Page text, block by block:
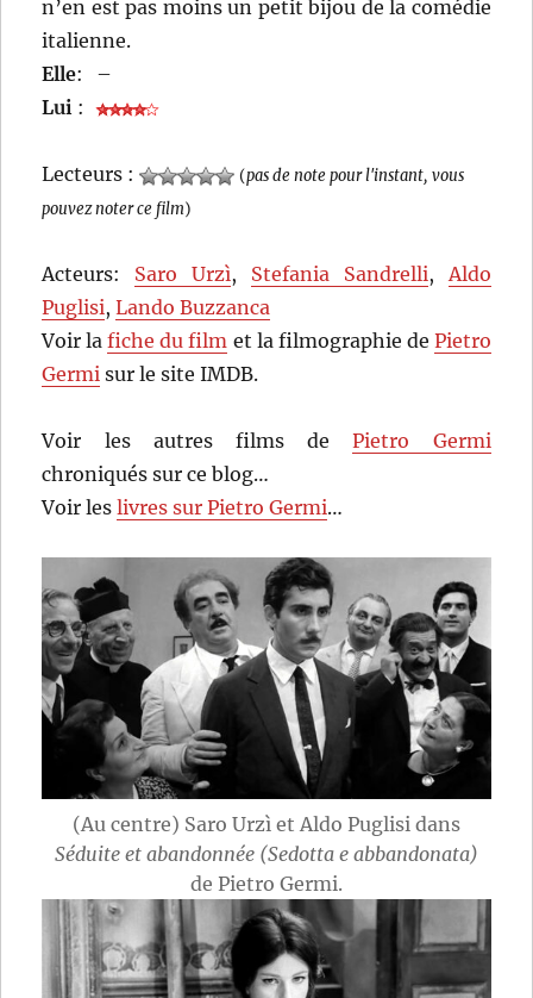
n’en est pas moins un petit bijou de la comédie
italienne.
Elle:
–
Lui :
Lecteurs : (pas de note pour l'instant, vous
pouvez noter ce film)
Acteurs: Saro Urzì, Stefania Sandrelli,Aldo
Puglisi,Lando Buzzanca
Voir lafiche du film et la filmographie de Pietro
Germi sur le site IMDB.
Voir les autres films dePietro Germi
chroniqués sur ce blog…
Voir leslivres sur Pietro Germi…
(Au centre) Saro Urzì et Aldo Puglisi dans
Séduite et abandonnée (Sedotta e abbandonata)
de Pietro Germi.